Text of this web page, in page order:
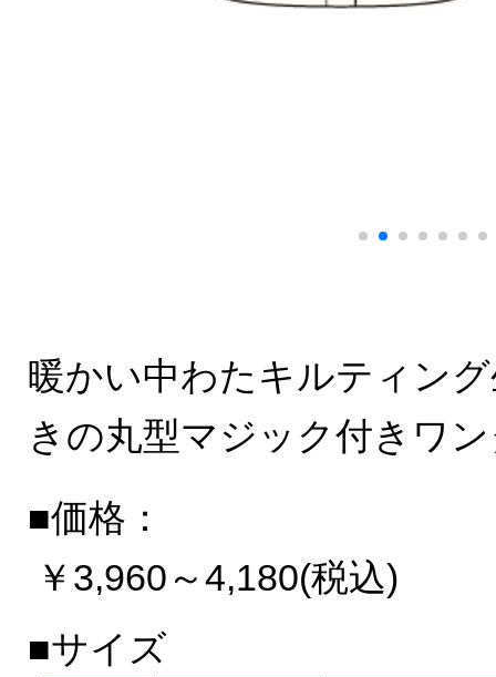
暖かい中わたキルティン
きの丸型マジック付きワ
■価格：
￥3,960～4,180(税込)
■サイズ